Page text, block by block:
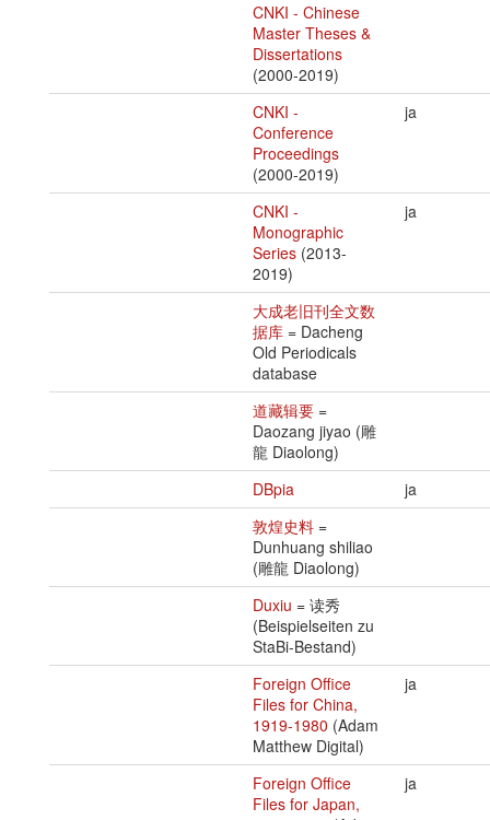
CNKI - Chinese
Master Theses &
Dissertations
(2000-2019)
CNKI -
Conference
Proceedings
(2000-2019)
ja
CNKI -
Monographic
Series(2013-
2019)
ja
大成老旧刊全文数
据库= Dacheng
Old Periodicals
database
道藏辑要=
Daozang jiyao (雕
龍 Diaolong)
DBpia
ja
敦煌史料=
Dunhuang shiliao
(雕龍 Diaolong)
Duxiu = 读秀
(Beispielseiten zu
StaBi-Bestand)
Foreign Office
Files for China,
1919-1980 (Adam
Matthew Digital)
ja
Foreign Office
Files for Japan,
ja